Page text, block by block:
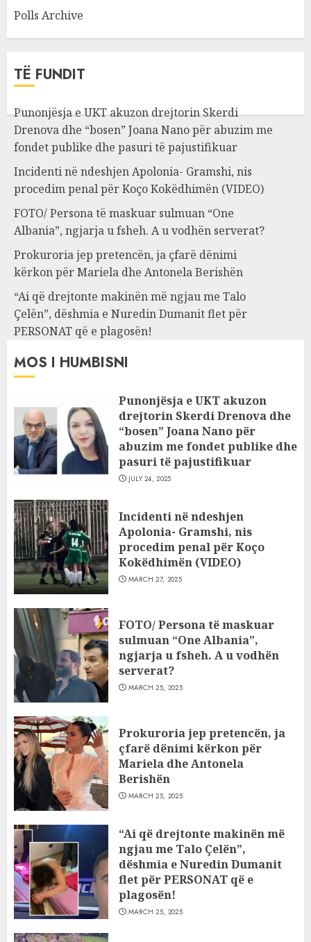
Polls Archive
TË FUNDIT
Punonjësja e UKT akuzon drejtorin Skerdi
Drenova dhe “bosen” Joana Nano për abuzim me
fondet publike dhe pasuri të pajustifikuar
Incidenti në ndeshjen Apolonia- Gramshi, nis
procedim penal për Koço Kokëdhimën (VIDEO)
FOTO/ Persona të maskuar sulmuan “One
Albania”, ngjarja u fsheh. A u vodhën serverat?
Prokuroria jep pretencën, ja çfarë dënimi
kërkon për Mariela dhe Antonela Berishën
“Ai që drejtonte makinën më ngjau me Talo
Çelën”, dëshmia e Nuredin Dumanit flet për
PERSONAT që e plagosën!
MOS I HUMBISNI
Punonjësja e UKT akuzon
drejtorin Skerdi Drenova dhe
“bosen” Joana Nano për
abuzim me fondet publike dhe
pasuri të pajustifikuar
JULY 24, 2025
Incidenti në ndeshjen
Apolonia- Gramshi, nis
procedim penal për Koço
Kokëdhimën (VIDEO)
MARCH 27, 2025
FOTO/ Persona të maskuar
sulmuan “One Albania”,
ngjarja u fsheh. A u vodhën
serverat?
MARCH 25, 2025
Prokuroria jep pretencën, ja
çfarë dënimi kërkon për
Mariela dhe Antonela
Berishën
MARCH 25, 2025
“Ai që drejtonte makinën më
ngjau me Talo Çelën”,
dëshmia e Nuredin Dumanit
flet për PERSONAT që e
plagosën!
MARCH 25, 2025